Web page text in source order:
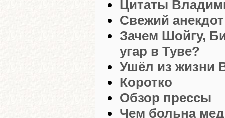
Цитаты
Свежий анекдот
Зачем Шойгу,
угар в Туве?
Ушёл из жизни
Коротко
Обзор прессы
Чем больна